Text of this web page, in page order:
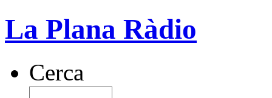
La Plana Ràdio
Cerca